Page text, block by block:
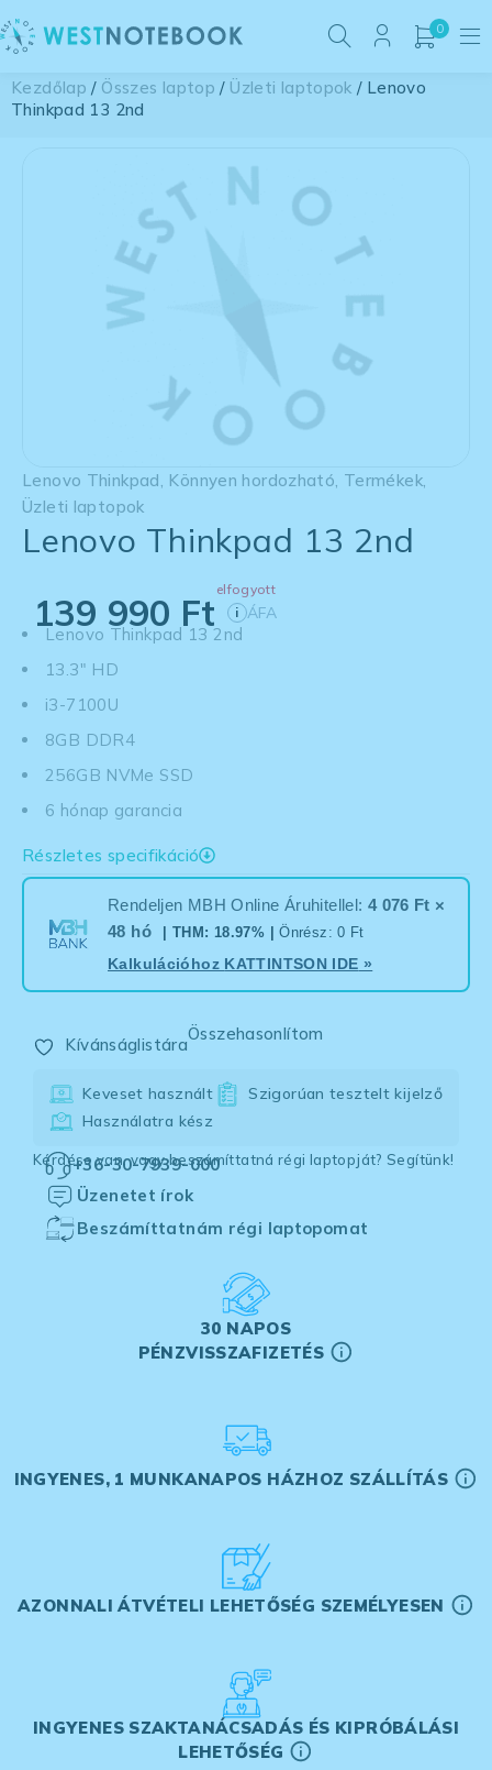
0
Kezdőlap / Összes laptop / Üzleti laptopok / Lenovo
Thinkpad 13 2nd
Lenovo Thinkpad Könnyen hordozható Termékek,
Üzleti laptopok
Lenovo Thinkpad 13 2nd
elfogyott
139 990 Ft i ÁFA
Lenovo Thinkpad 13 2nd
13.3" HD
i3-7100U
8GB DDR4
256GB NVMe SSD
6 hónap garancia
Részletes specifikáció
Rendeljen MBH Online Áruhitellel: 4 076 Ft ×
48 hó
| THM: 18.97% |Önrész: 0 Ft
Kalkulációhoz KATTINTSON IDE »
Kívánságlistára
Összehasonlítom
Keveset használt
Szigorúan tesztelt kijelző
Használatra kész
Kérdése van, vagy beszámíttatná régi laptopját? Segítünk!
+36-30-7939-000
Üzenetet írok
Beszámíttatnám régi laptopomat
30 NAPOS
PÉNZVISSZAFIZETÉS
INGYENES, 1 MUNKANAPOS HÁZHOZ SZÁLLÍTÁS
AZONNALI ÁTVÉTELI LEHETŐSÉG SZEMÉLYESEN
INGYENES SZAKTANÁCSADÁS ÉS KIPRÓBÁLÁSI
LEHETŐSÉG